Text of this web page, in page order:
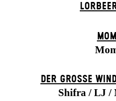
DER GROSSE
Shifra / LJ /